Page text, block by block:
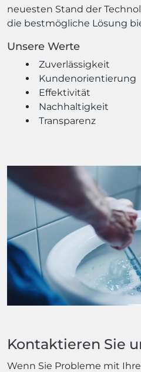
neuesten Stand der
die bestmögliche Lösung
Unsere Werte
Zuverlässigkeit
Kundenorientierung
Effektivität
Nachhaltigkeit
Transparenz
Kontaktieren Sie
Wenn Sie Probleme mit